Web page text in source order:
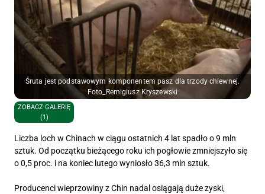
Śruta jest podstawowym komponentem pasz dla trzody chlewnej.
Foto_Remigiusz Kryszewski
ZOBACZ GALERIĘ
(1)
Liczba loch w Chinach w ciągu ostatnich 4 lat spadło o 9 mln
sztuk. Od początku bieżącego roku ich pogłowie zmniejszyło się
o 0,5 proc. i na koniec lutego wyniosło 36,3 mln sztuk.
Producenci wieprzowiny z Chin nadal osiągają duże zyski,